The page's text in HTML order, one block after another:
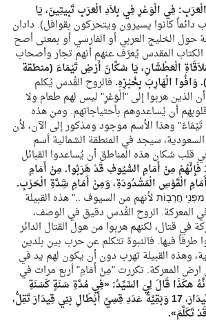
فِي الْوَعْرِ فِي بِلاَدِ الْعَرَبِ تَبِيتِينَ، يَا
دائماً كانوا يسيرون ويتحركون بقوافل). دادان
حول الخليج العربي أو الفارسي أو بمعنى أصح
الكتاب المقدس يُعرّف عنهم أنهم تجار وأصحاب
لِمُلاَقَاةِ الْعَطْشَانِ، يَا سُكَّانَ أَرْضِ تَيْمَاءَ (منطقة
الْهَارِبَ بِخُبْزِهِ. فالروح القُدس يُكلم
الذين هربوا إلى "الْوَعْرِ" ليس لهم طعام ولا
أن يُساعدوهم بأحتياجاتهم. ومن هذه
وهذا الأسم موجود ومذكور إلى الآن، لأن
سيجد في المنطقة الشمالية أسم
قلب سُكان هذه المناطق أن يُساعدوا القبائل
15 فَإِنَّهُمْ مِنْ أَمَامِ السُّيُوفِ قَدْ هَرَبُوا. مِنْ أَمَامِ
الْقَوْسِ الْمَشْدُودَةِ، وَمِنْ أَمَامِ شِدَّةِ الْحَرْبِ.
חֲרָב֖וֹת لأنهم من السيوف .." هذه القبيلة
المعركة. الروح القُدس دقيق في الوصف،
في قتال، لكنهم هربوا من هول القتال الدائر
طرفاً فيها. فالنبوة تتكلم عن حرب بين بلدين
وهذه القبيلة تهرب دون أن يكون لهم يد في
المعركة. تكررت "مِنْ أَمَامِ" أربع مرات في
فَإِنَّهُ هكَذَا قَالَ لِيَ السَّيِّدُ: «فِي مُدَّةِ سَنَةٍ كَسَنَةِ
الأَجِيرِ يَفْنَى كُلُّ مَجْدِ قِيدَارَ، 17 وَبَقِيَّةُ عَدَدِ قِسِيِّ أَبْطَالِ بَنِي قِيدَارَ تَقِلُّ،
تَكَلَّمَ».